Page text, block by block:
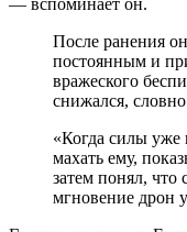
После ранения
постоянным и
вражеского
снижался, словно
«Когда силы уже
махать ему,
затем понял, что
мгновение дрон